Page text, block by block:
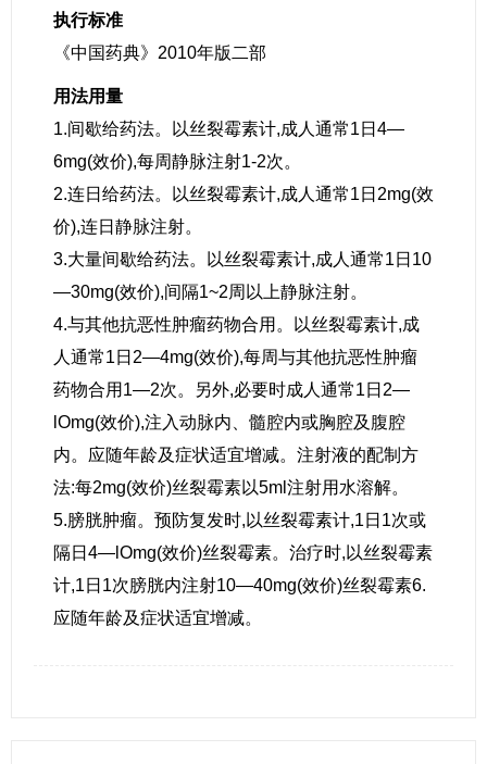
执行标准
《中国药典》2010年版二部
用法用量
1.间歇给药法。以丝裂霉素计,成人通常1日4—
6mg(效价),每周静脉注射1-2次。
2.连日给药法。以丝裂霉素计,成人通常1日2mg(效
价),连日静脉注射。
3.大量间歇给药法。以丝裂霉素计,成人通常1日10
—30mg(效价),间隔1~2周以上静脉注射。
4.与其他抗恶性肿瘤药物合用。以丝裂霉素计,成
人通常1日2—4mg(效价),每周与其他抗恶性肿瘤
药物合用1—2次。另外,必要时成人通常1日2—
lOmg(效价),注入动脉内、髓腔内或胸腔及腹腔
内。应随年龄及症状适宜增减。注射液的配制方
法:每2mg(效价)丝裂霉素以5ml注射用水溶解。
5.膀胱肿瘤。预防复发时,以丝裂霉素计,1日1次或
隔日4—lOmg(效价)丝裂霉素。治疗时,以丝裂霉素
计,1日1次膀胱内注射10—40mg(效价)丝裂霉素6.
应随年龄及症状适宜增减。